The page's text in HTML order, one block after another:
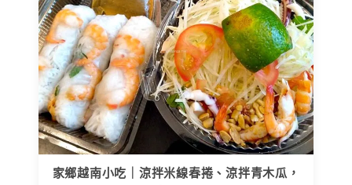
家鄉越南小吃｜涼拌米線春捲、涼拌青木瓜，